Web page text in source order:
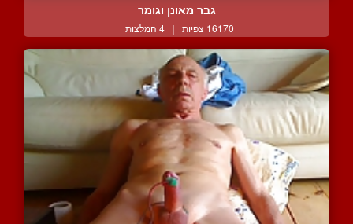
גבר מאונן וגומר
16170 צפיות | 4 המלצות